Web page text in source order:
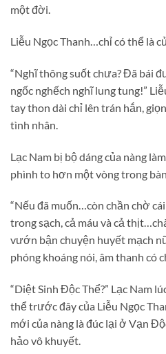
một đời.
Liễu Ngọc Thanh…chỉ có thể là
“Nghĩ thông suốt chưa? Đã bái
ngốc nghếch nghĩ lung tung!”
tay thon dài chỉ lên trán hắn,
tình nhân.
Lạc Nam bị bộ dáng của nàng
phình to hơn một vòng trong
“Nếu đã muốn…còn chần chờ
trong sạch, cả máu và cả
vướn bận chuyện huyết mạch
phóng khoáng nói, âm thanh có
“Diệt Sinh Độc Thể?” Lạc Nam
thể trước đây của Liễu Ngọc
mới của nàng là đúc lại ở Vạn
hảo vô khuyết.